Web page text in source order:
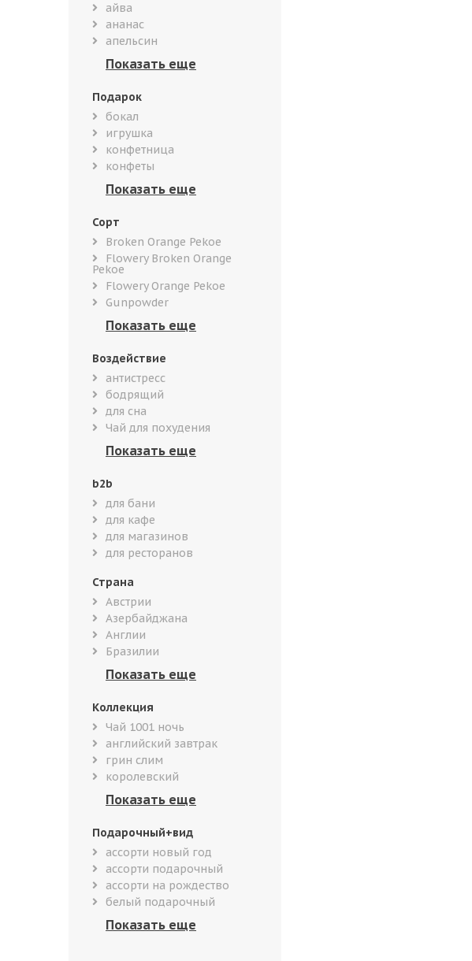
айва
ананас
апельсин
Подарок
бокал
игрушка
конфетница
конфеты
Сорт
Broken Orange Pekoe
Flowery Broken Orange
Pekoe
Flowery Orange Pekoe
Gunpowder
Воздействие
антистресс
бодрящий
для сна
Чай для похудения
b2b
для бани
для кафе
для магазинов
для ресторанов
Страна
Австрии
Азербайджана
Англии
Бразилии
Коллекция
Чай 1001 ночь
английский завтрак
грин слим
королевский
Подарочный+вид
ассорти новый год
ассорти подарочный
ассорти на рождество
белый подарочный